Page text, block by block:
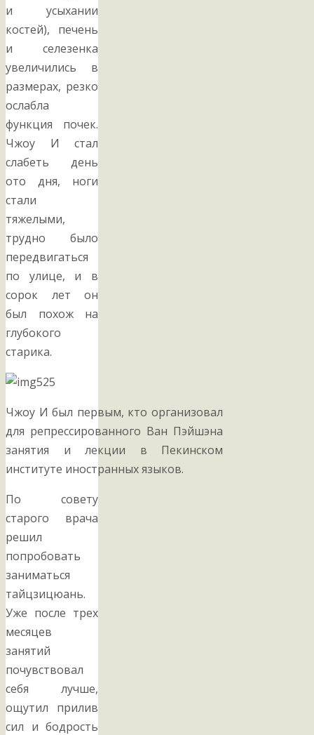
и усыхании
костей), печень
и селезенка
увеличились в
размерах, резко
ослабла
функция почек.
Чжоу И стал
слабеть день
ото дня, ноги
стали
тяжелыми,
трудно было
передвигаться
по улице, и в
сорок лет он
был похож на
глубокого
старика.
Чжоу И был первым, кто организовал
для репрессированного Ван Пэйшэна
занятия и лекции в Пекинском
институте иностранных языков.
По совету
старого врача
решил
попробовать
заниматься
тайцзицюань.
Уже после трех
месяцев
занятий
почувствовал
себя лучше,
ощутил прилив
сил и бодрость